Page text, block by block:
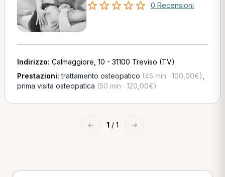
0 Recensioni
Indirizzo: Calmaggiore, 10 - 31100 Treviso (TV)
Prestazioni:trattamento osteopatico (45 min · 100,00€)
prima visita osteopatica (50 min · 120,00€)
← 1 / 1 →